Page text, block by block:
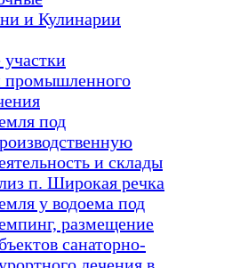
и Кулинарии
промышленного
под
и склады
п. Широкая речка
у водоема под
размещение
санаторно-